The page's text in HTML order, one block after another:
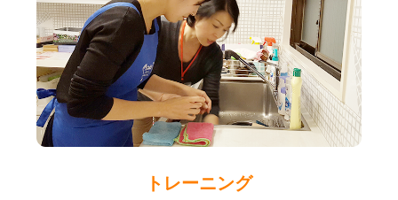
トレーニング